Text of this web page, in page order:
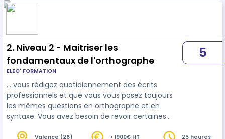
adéquate (registre de langue, vocabulaire
2. Niveau 2 - Maitriser les
fondamentaux de l'orthographe
ELEO' FORMATION
… vous rédigez quotidiennement des écrits
professionnels et que vous vous posez toujours
les mêmes questions en orthographe et en
syntaxe. Vous avez besoin de revoir certaines
5
Valence (26) > 1900€ HT 25 heures